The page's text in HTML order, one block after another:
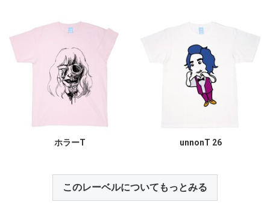
ホラーT unnonT 26
このレーベルについてもっとみる